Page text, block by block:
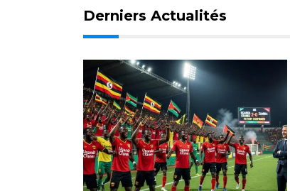
Derniers Actualités